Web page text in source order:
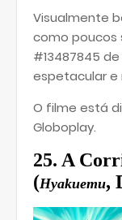
Visualmente
como poucos
#13487845
espetacular
O filme está
Globoplay.
25. A
(Hyakuemu,